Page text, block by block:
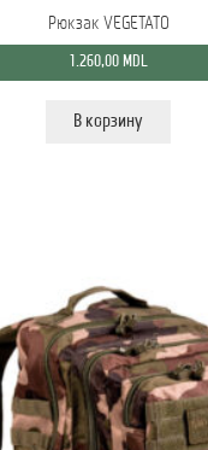
Рюкзак VEGETATO
1.260,00 MDL
В корзину